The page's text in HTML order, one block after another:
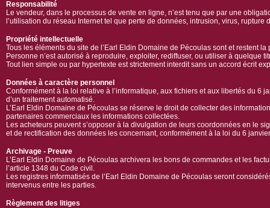
Responsabilité
Le vendeur, dans le processus de vente en ligne, n’est tenu que par une
l’utilisation du réseau Internet tel que perte de données, intrusion, virus,
Propriété intellectuelle
Tous les éléments du site de l’Earl Eldin Domaine de Pécoulas sont et restent
Personne n’est autorisé à reproduire, exploiter, rediffuser, ou utiliser à quelque
Tout lien simple ou par hypertexte est strictement interdit sans un accord écrit
Données à caractère personnel
Conformément à la loi relative à l’informatique, aux fichiers et aux libertés du 6
d’un traitement automatisé.
L’Earl Eldin Domaine de Pécoulas se réserve le droit de collecter des
partenaires commerciaux les informations collectées.
Les acheteurs peuvent s’opposer à la divulgation de leurs coordonnées en le
et de rectification des données les concernant, conformément à la loi du 6
Archivage - Preuve
L’Earl Eldin Domaine de Pécoulas archivera les bons de commandes et les
l’article 1348 du Code civil.
Les registres informatisés de l’Earl Eldin Domaine de Pécoulas seront
intervenus entre les parties.
Règlement des litiges